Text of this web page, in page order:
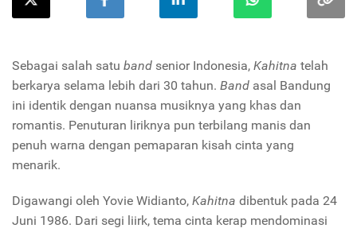
Sebagai salah satu band senior Indonesia, Kahitna telah
berkarya selama lebih dari 30 tahun. Band asal Bandung
ini identik dengan nuansa musiknya yang khas dan
romantis. Penuturan liriknya pun terbilang manis dan
penuh warna dengan pemaparan kisah cinta yang
menarik.
Digawangi oleh Yovie Widianto, Kahitna dibentuk pada 24
Juni 1986. Dari segi liirk, tema cinta kerap mendominasi